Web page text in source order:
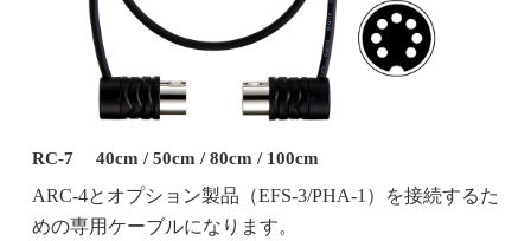
RC-7 40cm / 50cm / 80cm / 100cm
ARC-4とオプション製品（EFS-3/PHA-1）を接続するた
めの専用ケーブルになります。